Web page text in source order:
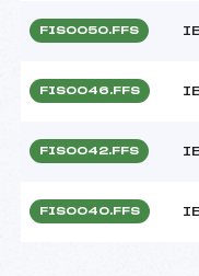
FIS0050.FFS
FIS0046.FFS
FIS0042.FFS
FIS0040.FFS